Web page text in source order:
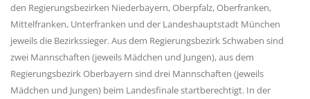
den Regierungsbezirken Niederbayern, Oberpfalz, Oberfranken,
Mittelfranken, Unterfranken und der Landeshauptstadt München
jeweils die Bezirkssieger. Aus dem Regierungsbezirk Schwaben sind
zwei Mannschaften (jeweils Mädchen und Jungen), aus dem
Regierungsbezirk Oberbayern sind drei Mannschaften (jeweils
Mädchen und Jungen) beim Landesfinale startberechtigt. In der